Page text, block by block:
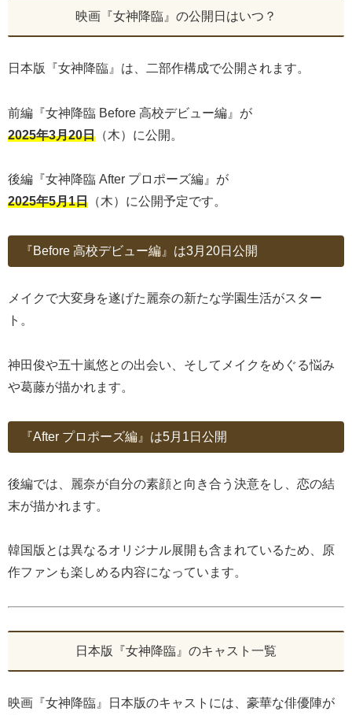
映画『女神降臨』の公開日はいつ？
日本版『女神降臨』は、二部作構成で公開されます。
前編『女神降臨 Before 高校デビュー編』が
2025年3月20日 （木）に公開。
後編『女神降臨 After プロポーズ編』が
2025年5月1日 （木）に公開予定です。
『Before 高校デビュー編』は3月20日公開
メイクで大変身を遂げた麗奈の新たな学園生活がスター
ト。
神田俊や五十嵐悠との出会い、そしてメイクをめぐる悩み
や葛藤が描かれます。
『After プロポーズ編』は5月1日公開
後編では、麗奈が自分の素顔と向き合う決意をし、恋の結
末が描かれます。
韓国版とは異なるオリジナル展開も含まれているため、原
作ファンも楽しめる内容になっています。
日本版『女神降臨』のキャスト一覧
映画『女神降臨』日本版のキャストには、豪華な俳優陣が